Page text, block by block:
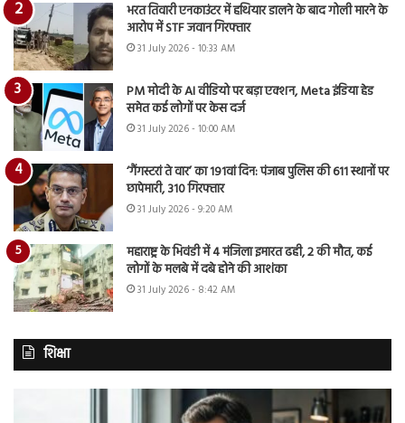
भरत तिवारी एनकाउंटर में हथियार डालने के बाद गोली मारने के
आरोप में STF जवान गिरफ्तार
31 July 2026 - 10:33 AM
PM मोदी के AI वीडियो पर बड़ा एक्शन, Meta इंडिया हेड
समेत कई लोगों पर केस दर्ज
31 July 2026 - 10:00 AM
‘गैंगस्टरां ते वार’ का 191वां दिन: पंजाब पुलिस की 611 स्थानों पर
छापेमारी, 310 गिरफ्तार
31 July 2026 - 9:20 AM
महाराष्ट्र के भिवंडी में 4 मंजिला इमारत ढही, 2 की मौत, कई
लोगों के मलबे में दबे होने की आशंका
31 July 2026 - 8:42 AM
शिक्षा